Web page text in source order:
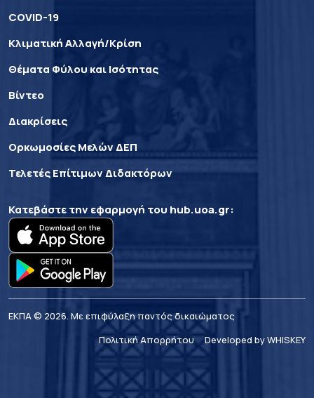
COVID-19
Κλιματική Αλλαγή/Κρίση
Θέματα Φύλου και Ισότητας
Βίντεο
Διακρίσεις
Ορκωμοσίες Μελών ΔΕΠ
Τελετές Επίτιμων Διδακτόρων
Κατεβάστε την εφαρμογή του hub.uoa.gr:
ΕΚΠΑ © 2026. Με επιφύλαξη παντός δικαιώματος
Πολιτική Απορρήτου
Developed by WHISKEY